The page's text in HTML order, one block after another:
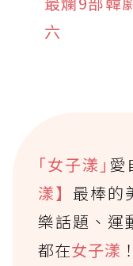
六
｢女子漾｣ 愛
漾】最棒的
樂話題、運
都在女子漾 ！